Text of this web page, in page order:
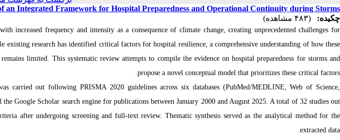
an Integrated Framework for Hospital Preparedness and Operational Continuity during Storms
چکیده:
(۴۸۳ مشاهده)
increased frequency and intensity as a consequence of climate change, creating unprecedented challenges for
existing research has identified critical factors for hospital resilience, a comprehensive understanding of how these
limited. This systematic review attempts to compile the evidence on hospital preparedness for storms and
propose a novel conceptual model that prioritizes these critical factors.
carried out following PRISMA 2020 guidelines across six databases (PubMed/MEDLINE, Web of Science,
the Google Scholar search engine for publications between January 2000 and August 2025. A total of 32 studies out
after undergoing screening and full‑text review. Thematic synthesis served as the analytical method for the
extracted data.